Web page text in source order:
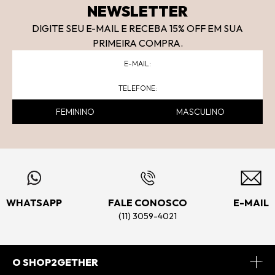
NEWSLETTER
DIGITE SEU E-MAIL E RECEBA 15% OFF EM SUA
PRIMEIRA COMPRA.
FEMININO MASCULINO
WHATSAPP FALE CONOSCO
(11) 3059-4021
E-MAIL
O SHOP2GETHER